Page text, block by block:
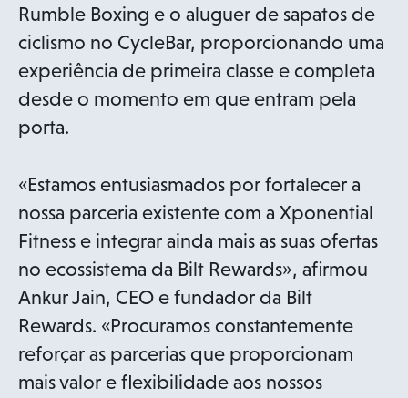
Rumble Boxing e o aluguer de sapatos de
ciclismo no CycleBar, proporcionando uma
experiência de primeira classe e completa
desde o momento em que entram pela
porta.
«Estamos entusiasmados por fortalecer a
nossa parceria existente com a Xponential
Fitness e integrar ainda mais as suas ofertas
no ecossistema da Bilt Rewards», afirmou
Ankur Jain, CEO e fundador da Bilt
Rewards. «Procuramos constantemente
reforçar as parcerias que proporcionam
mais valor e flexibilidade aos nossos